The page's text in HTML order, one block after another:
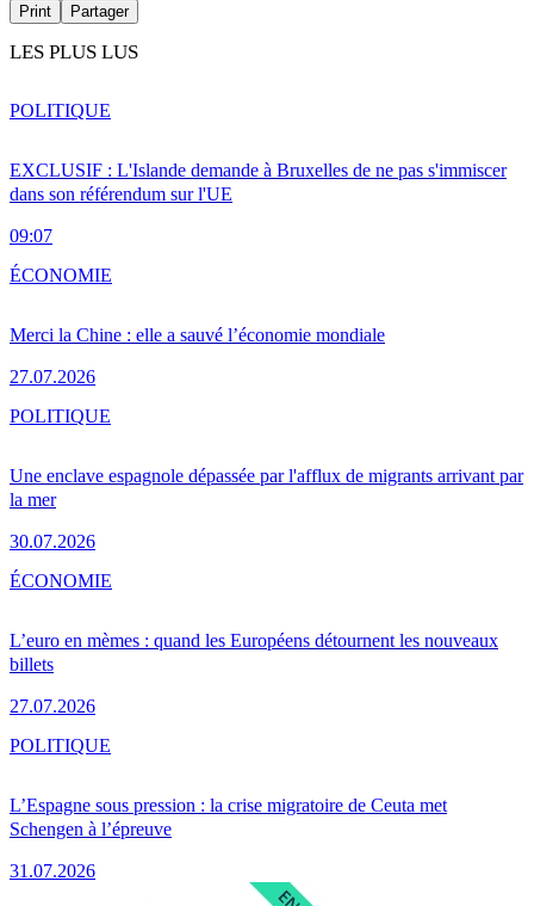
Print Partager
LES PLUS LUS
EXCLUSIF : L'Islande demande à Bruxelles de ne pas s'immiscer
dans son référendum sur l'UE
09:07
POLITIQUE
Merci la Chine : elle a sauvé l’économie mondiale
27.07.2026
ÉCONOMIE
Une enclave espagnole dépassée par l'afflux de migrants arrivant par
la mer
30.07.2026
POLITIQUE
L’euro en mèmes : quand les Européens détournent les nouveaux
billets
27.07.2026
ÉCONOMIE
L’Espagne sous pression : la crise migratoire de Ceuta met
Schengen à l’épreuve
31.07.2026
POLITIQUE